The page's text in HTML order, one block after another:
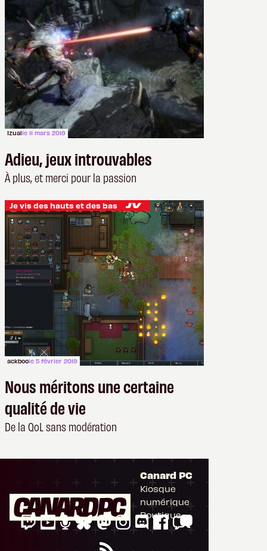
Izualle 11 mars 2019
Adieu, jeux introuvables
À plus, et merci pour la passion
Je vis des hauts et des bas
ackboole 5 février 2019
Nous méritons une certaine
qualité de vie
De la QoL sans modération
Canard PC
Kiosque
numérique
Boutique